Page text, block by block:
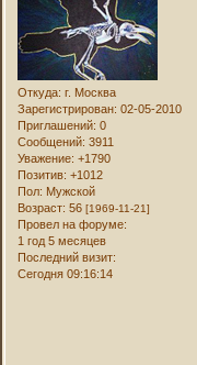
Откуда: г. Москва
Зарегистрирован: 02-05-2010
Приглашений: 0
Сообщений: 3911
Уважение: +1790
Позитив: +1012
Пол: Мужской
Возраст: 56[1969-11-21]
Провел на форуме:
1 год 5 месяцев
Последний визит:
Сегодня 09:16:14